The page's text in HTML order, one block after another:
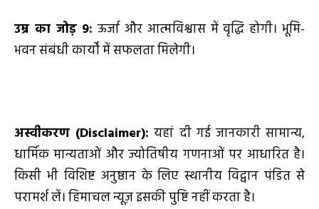
उम्र का जोड़ 9: ऊर्जा और आत्मविश्वास में वृद्धि होगी। भूमि-
भवन संबंधी कार्यों में सफलता मिलेगी।
अस्वीकरण (Disclaimer): यहां दी गई जानकारी सामान्य,
धार्मिक मान्यताओं और ज्योतिषीय गणनाओं पर आधारित है।
किसी भी विशिष्ट अनुष्ठान के लिए स्थानीय विद्वान पंडित से
परामर्श लें। हिमाचल न्यूज़ इसकी पुष्टि नहीं करता है।